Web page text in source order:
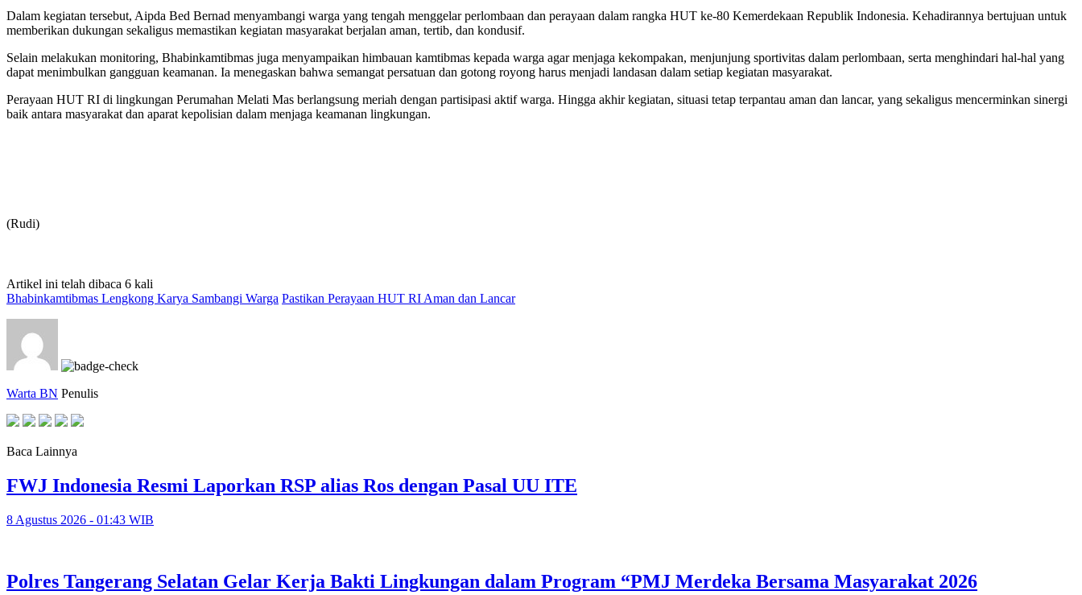
Dalam kegiatan tersebut, Aipda Bed Bernad menyambangi warga yang tengah menggelar perlombaan dan perayaan dalam rangka HUT ke-80 Kemerdekaan Republik Indonesia. Kehadirannya bertujuan untuk
memberikan dukungan sekaligus memastikan kegiatan masyarakat berjalan aman, tertib, dan kondusif.
Selain melakukan monitoring, Bhabinkamtibmas juga menyampaikan himbauan kamtibmas kepada warga agar menjaga kekompakan, menjunjung sportivitas dalam perlombaan, serta menghindari hal-hal yang
dapat menimbulkan gangguan keamanan. Ia menegaskan bahwa semangat persatuan dan gotong royong harus menjadi landasan dalam setiap kegiatan masyarakat.
Perayaan HUT RI di lingkungan Perumahan Melati Mas berlangsung meriah dengan partisipasi aktif warga. Hingga akhir kegiatan, situasi tetap terpantau aman dan lancar, yang sekaligus mencerminkan sinergi
baik antara masyarakat dan aparat kepolisian dalam menjaga keamanan lingkungan.
(Rudi)
Artikel ini telah dibaca 6 kali
Bhabinkamtibmas Lengkong Karya Sambangi Warga Pastikan Perayaan HUT RI Aman dan Lancar
Warta BN Penulis
Baca Lainnya
FWJ Indonesia Resmi Laporkan RSP alias Ros dengan Pasal UU ITE
8 Agustus 2026 - 01:43 WIB
Polres Tangerang Selatan Gelar Kerja Bakti Lingkungan dalam Program “PMJ Merdeka Bersama Masyarakat 2026